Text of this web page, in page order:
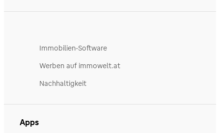
Immobilien-Software
Werben auf immowelt.at
Nachhaltigkeit
Apps